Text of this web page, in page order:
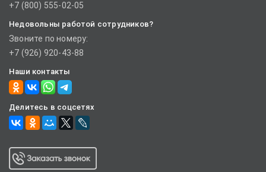
+7 (800) 555-02-05
Недовольны работой сотрудников?
Звоните по номеру:
+7 (926) 920-43-88
Наши контакты
Делитесь в соцсетях